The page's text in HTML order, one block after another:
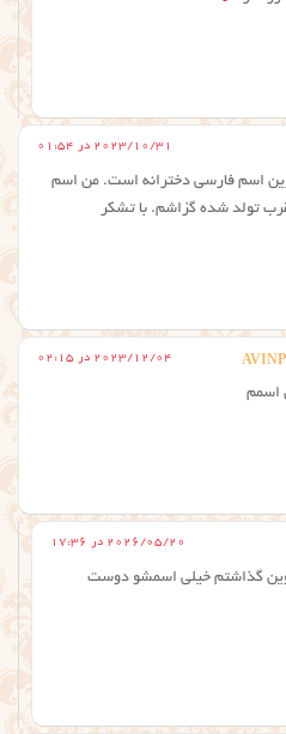
2023/10/31 در 01:54
اسم فارسی دخترانه است. من اسم
تولد شده گزاشم. با تشکر
2023/12/04 در 02:15
اسمم
2026/05/20 در 17:36
گذاشتم خیلی اسمشو دوست